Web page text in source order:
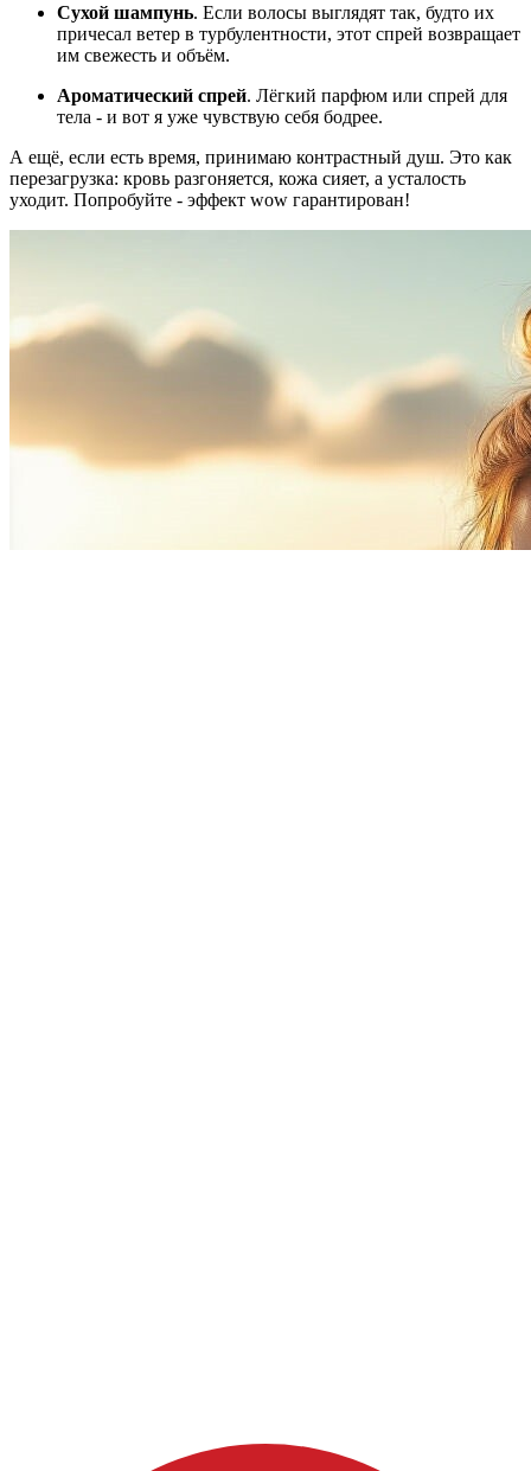
Сухой шампунь. Если волосы выглядят так, будто их
причесал ветер в турбулентности, этот спрей возвращает
им свежесть и объём.
Ароматический спрей. Лёгкий парфюм или спрей для
тела - и вот я уже чувствую себя бодрее.
А ещё, если есть время, принимаю контрастный душ. Это как
перезагрузка: кровь разгоняется, кожа сияет, а усталость
уходит. Попробуйте - эффект wow гарантирован!